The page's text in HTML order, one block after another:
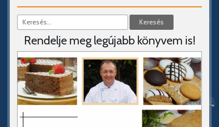
Rendelje meg legújabb könyvem is!